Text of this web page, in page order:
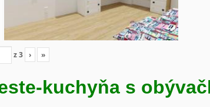
z3 › »
kuchyňa s